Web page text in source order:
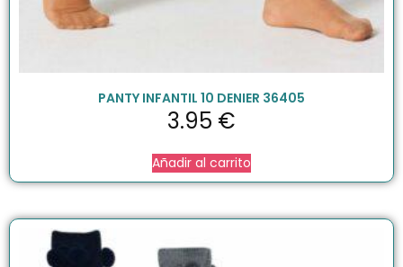
PANTY INFANTIL 10 DENIER 36405
3.95 €
Añadir al carrito